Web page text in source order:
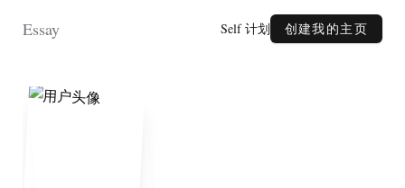
Essay Self 计划 创建我的主页